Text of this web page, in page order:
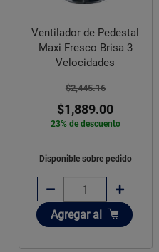
Ventilador de Pedestal
Maxi Fresco Brisa 3
Velocidades
$2,445.16
$1,889.00
23% de descuento
Disponible sobre pedido
Añadir
Agregar al